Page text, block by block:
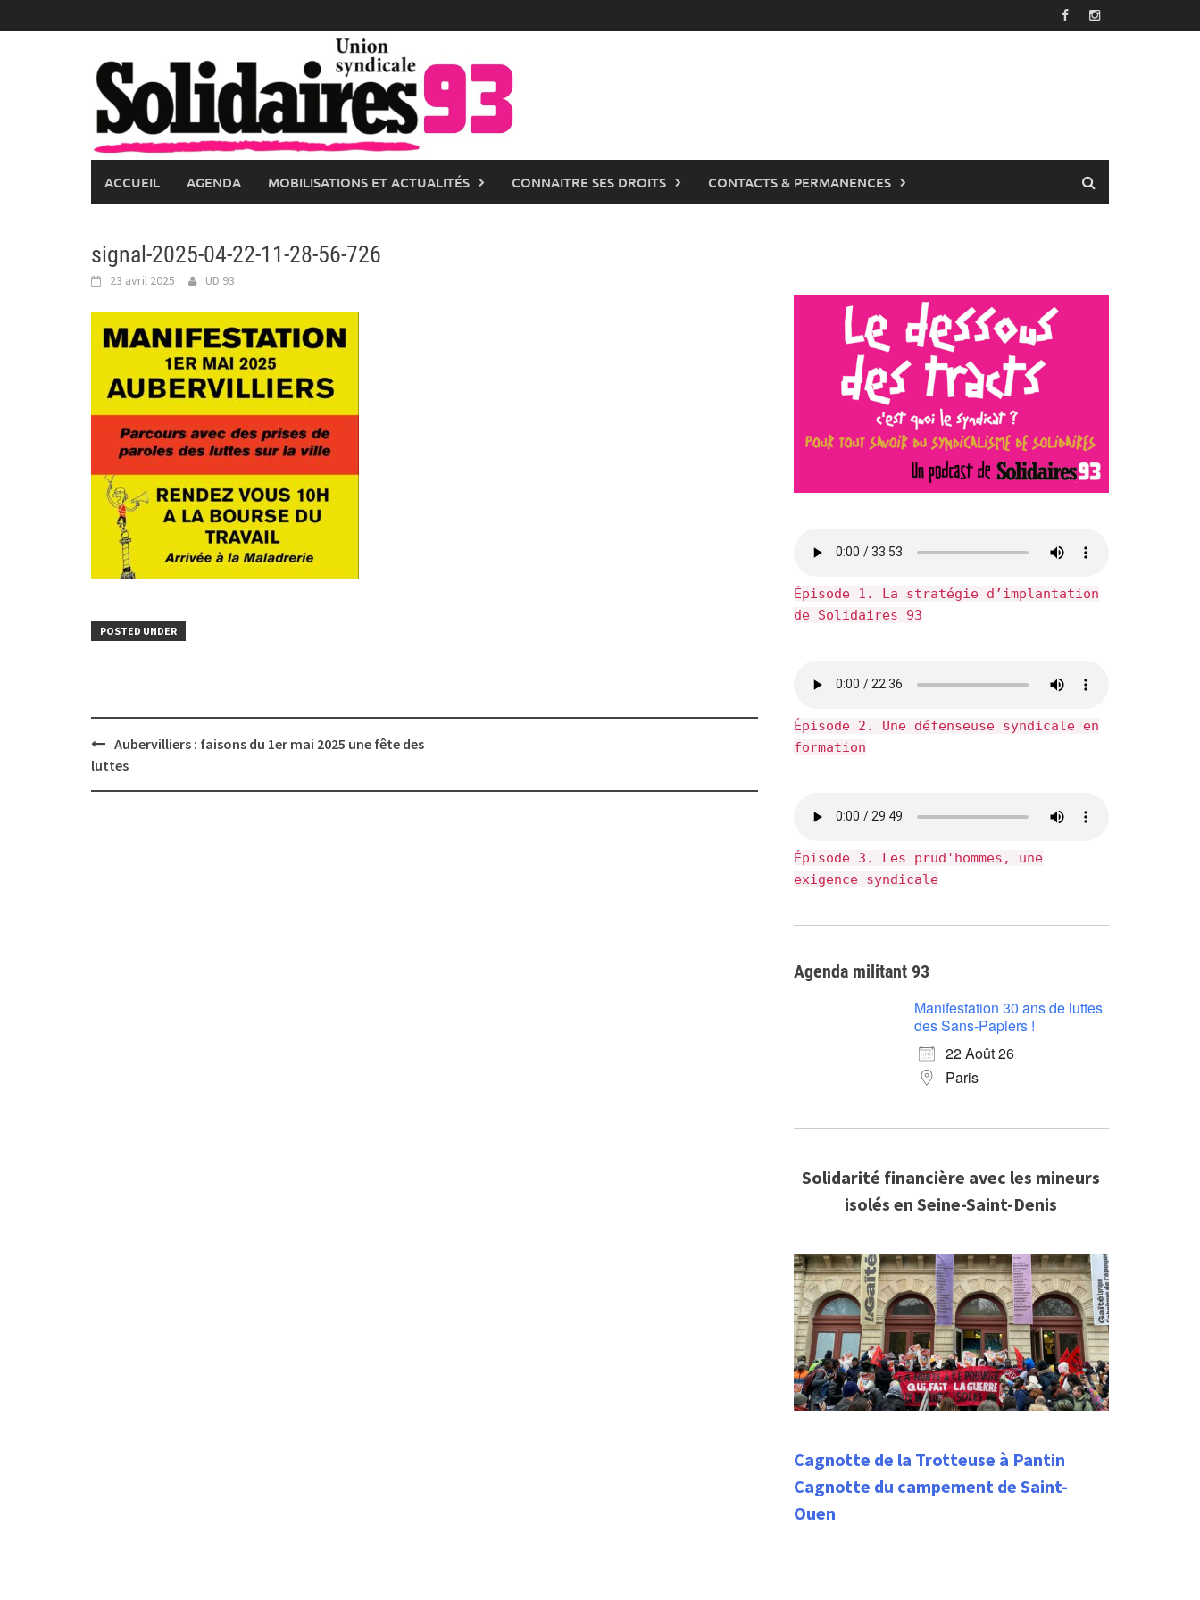
to
ACCUEIL AGENDA MOBILISATIONS ET ACTUALITÉS CONNAITRE SES DROITS CONTACTS & PERMANENCES
signal-2025-04-22-11-28-56-726
23 avril 2025 UD 93
POSTED UNDER
Post
navigation
Aubervilliers : faisons du 1er mai 2025 une fête des
luttes
Épisode 1. La stratégie d’implantation
de Solidaires 93
Épisode 2. Une défenseuse syndicale en
formation
Épisode 3. Les prud'hommes, une
exigence syndicale
Agenda militant 93
Manifestation 30 ans de luttes
des Sans-Papiers !
22 Août 26
Paris
Solidarité financière avec les mineurs
isolés en Seine-Saint-Denis
Cagnotte de la Trotteuse à Pantin
Cagnotte du campement de Saint-
Ouen